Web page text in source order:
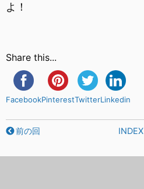
よ！
Share this...
FacebookPinterestTwitterLinkedin
前の回 INDEX